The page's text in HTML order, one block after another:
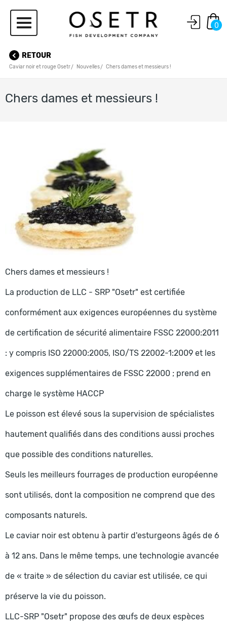
0
RETOUR
Caviar noir et rouge Osetr Nouvelles Chers dames et messieurs !
Chers dames et messieurs !
Chers dames et messieurs !
La production de LLC - SRP "Osetr" est certifiée
conformément aux exigences européennes du système
de certification de sécurité alimentaire FSSC 22000:2011
: y compris ISO 22000:2005, ISO/TS 22002-1:2009 et les
exigences supplémentaires de FSSC 22000 ; prend en
charge le système HACCP
Le poisson est élevé sous la supervision de spécialistes
hautement qualifiés dans des conditions aussi proches
que possible des conditions naturelles.
Seuls les meilleurs fourrages de production européenne
sont utilisés, dont la composition ne comprend que des
composants naturels.
Le caviar noir est obtenu à partir d'esturgeons âgés de 6
à 12 ans. Dans le même temps, une technologie avancée
de « traite » de sélection du caviar est utilisée, ce qui
préserve la vie du poisson.
LLC-SRP "Osetr" propose des œufs de deux espèces